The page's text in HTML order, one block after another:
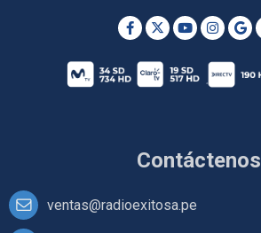
Contáctenos
ventas@radioexitosa.pe